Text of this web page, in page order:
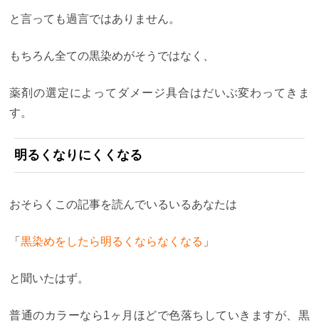
と言っても過言ではありません。
もちろん全ての黒染めがそうではなく、
薬剤の選定によってダメージ具合はだいぶ変わってきま
す。
明るくなりにくくなる
おそらくこの記事を読んでいるいるあなたは
「 黒染めをしたら明るくならなくなる 」
と聞いたはず。
普通のカラーなら1ヶ月ほどで色落ちしていきますが、黒